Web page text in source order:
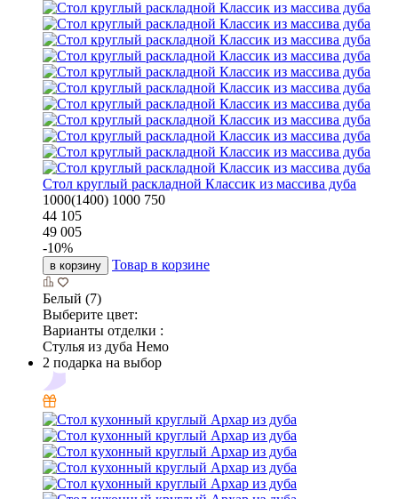
Стол круглый раскладной Классик из массива дуба
1000(1400) 1000 750
44 105
49 005
-10%
в корзину Товар в корзине
Белый (7)
Выберите цвет:
Варианты отделки :
Стулья из дуба Немо
2 подарка на выбор